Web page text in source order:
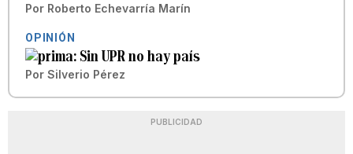
Por Roberto Echevarría Marín
OPINIÓN
Sin UPR no hay país
Por Silverio Pérez
PUBLICIDAD